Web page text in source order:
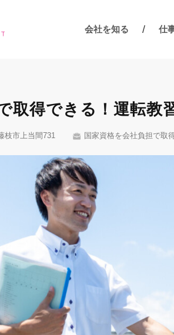
会社を知る 仕
取得できる！運転教
枝市上当間731 国家資格を会社負担で取